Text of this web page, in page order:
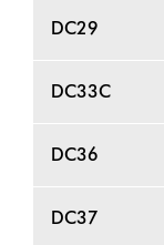
DC29
DC33C
DC36
DC37